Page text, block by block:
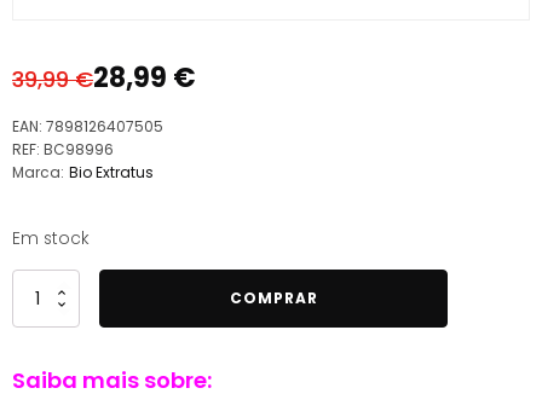
39,99€
O
preço
original
era:
28,99 €
O
preço
atual
é:
EAN: 7898126407505
REF: BC98996
Marca: Bio Extratus
Em stock
Quantidade
de
Extratus
COMPRAR
Saiba mais sobre: